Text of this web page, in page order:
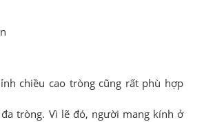
chiều cao tròng cũng rất phù hợp
tròng. Vì lẽ đó, người mang kính ở